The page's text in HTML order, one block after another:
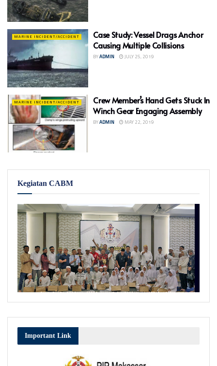
MARINE INCIDENT/ACCIDENT
Case Study: Vessel Drags Anchor
Causing Multiple Collisions
BYADMIN JULY 25, 2019
MARINE INCIDENT/ACCIDENT
Crew Member’s Hand Gets Stuck In
Winch Gear Engaging Assembly
BYADMIN MAY 22, 2019
Kegiatan CABM
Important Link